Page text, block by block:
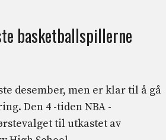
basketballspillerne
desember, men er klar til å gå
Den 4 -tiden NBA -
til utkastet av